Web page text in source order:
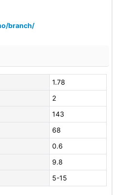
branch/
1.78
2
143
68
0.6
9.8
5-15